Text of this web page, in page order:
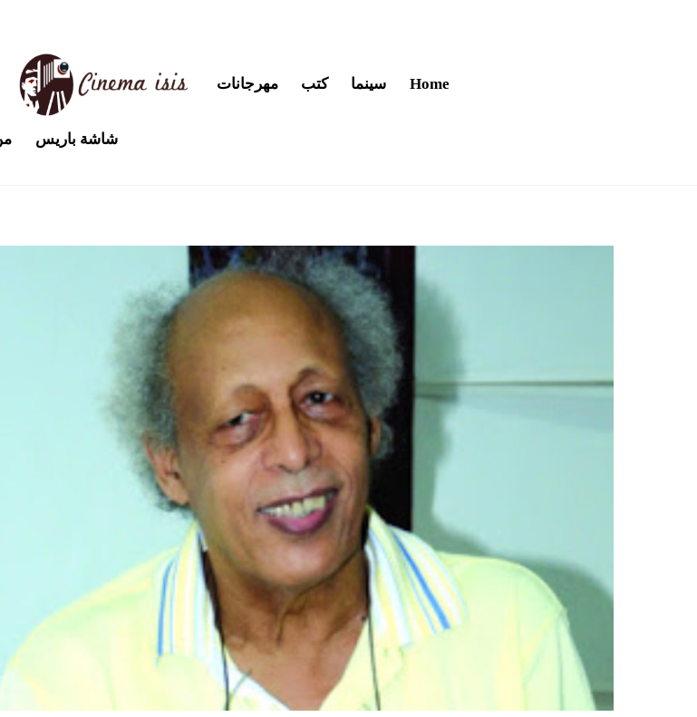
Home سينما كتب مهرجانات
شاشة باريس